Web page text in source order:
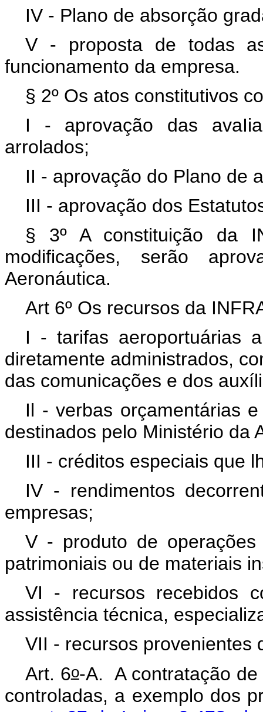
IV - Plano de absorção
V - proposta de todas
funcionamento da empresa.
§ 2º Os atos constitutivos
I - aprovação das
arrolados;
II - aprovação do Plano de
III - aprovação dos
§ 3º A constituição da
modificações, serão
Aeronáutica.
Art 6º Os recursos da
I - tarifas aeroportuárias
diretamente administrados,
das comunicações e dos
Il - verbas orçamentárias
destinados pelo Ministério da
III - créditos especiais que
IV - rendimentos
empresas;
V - produto de
patrimoniais ou de materiais
VI - recursos recebidos
assistência técnica,
VII - recursos provenientes
Art. 6o-A. A contratação
controladas, a exemplo dos